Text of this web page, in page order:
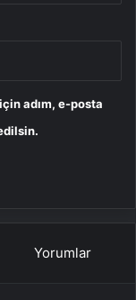
adım, e-posta
Yorumlar